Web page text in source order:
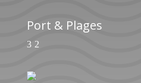
Port & Plages